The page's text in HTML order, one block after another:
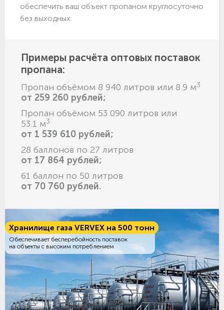
обеспечить ваш объект пропаном круглосуточно
без выходных.
Примеры расчёта оптовых поставок
пропана:
Пропан объёмом 8 940 литров или 8.9 м3
от 259 260 рублей;
Пропан объёмом 53 090 литров или
53.1 м3
от 1 539 610 рублей;
28 баллонов по 27 литров
от 17 864 рублей;
61 баллон по 50 литров
от 70 760 рублей.
Хранилище газа VERVEX на 500 тонн
Обеспечивает бесперебойность поставок
на объекты с высоким потреблением